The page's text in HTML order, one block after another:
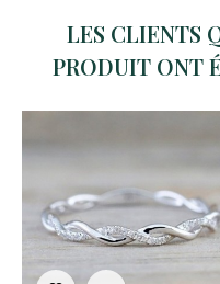
LES CLIENTS
PRODUIT ONT